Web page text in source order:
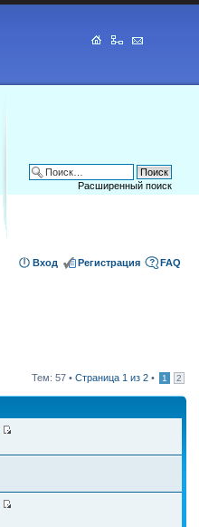
Расширенный поиск
FAQ
Регистрация
Вход
Тем: 57 • Страница 1 из 2 • 1 2